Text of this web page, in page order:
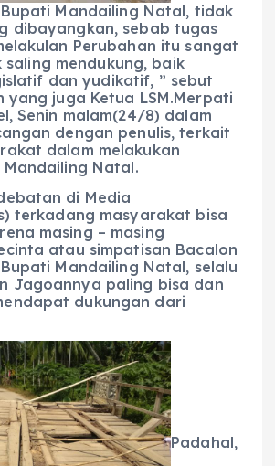
Mandailing Natal, tidak
dibayangkan, sebab tugas
Perubahan itu sangat
mendukung, baik
dan yudikatif, ” sebut
yang juga Ketua LSM.Merpati
Senin malam(24/8) dalam
dengan penulis, terkait
dalam melakukan
Natal.
di Media
terkadang masyarakat bisa
masing – masing
atau simpatisan Bacalon
Mandailing Natal, selalu
Jagoannya paling bisa dan
dukungan dari
Padahal,